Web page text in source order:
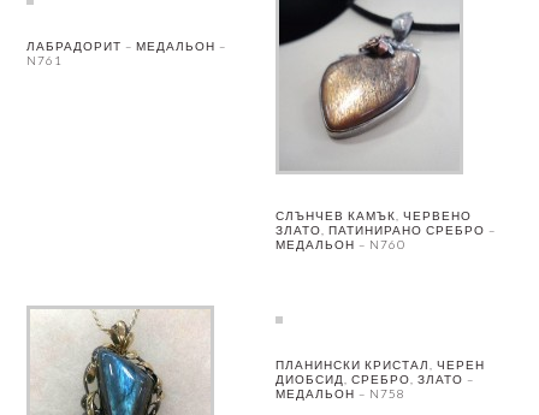
ЛАБРАДОРИТ – МЕДАЛЬОН –
N761
СЛЪНЧЕВ КАМЪК, ЧЕРВЕНО
ЗЛАТО, ПАТИНИРАНО СРЕБРО –
МЕДАЛЬОН – N760
ПЛАНИНСКИ КРИСТАЛ, ЧЕРЕН
ДИОБСИД, СРЕБРО, ЗЛАТО –
МЕДАЛЬОН – N758